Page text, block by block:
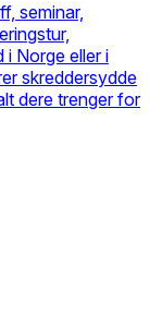
seminar,
i Norge eller i
skreddersydde
dere trenger for